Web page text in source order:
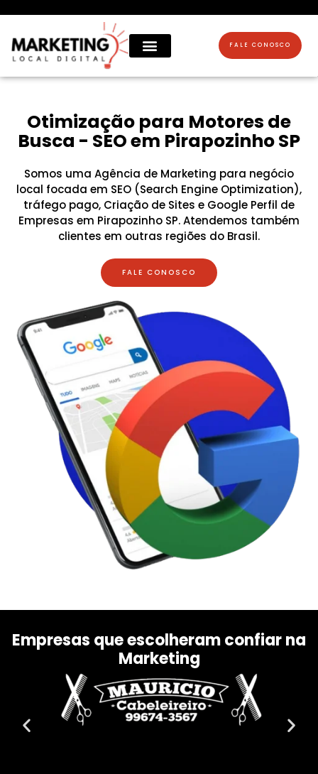
conteúdo
FALE CONOSCO
Otimização para Motores de
Busca - SEO em Pirapozinho SP
Somos uma Agência de Marketing para negócio
local focada em SEO (Search Engine Optimization),
tráfego pago, Criação de Sites e Google Perfil de
Empresas em Pirapozinho SP. Atendemos também
clientes em outras regiões do Brasil.
FALE CONOSCO
Empresas que escolheram confiar na
Marketing